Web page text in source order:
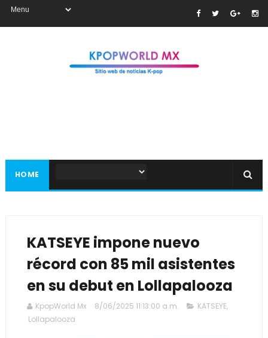
HOME
KATSEYE impone nuevo
récord con 85 mil asistentes
en su debut en Lollapalooza
KpopWorld Mx 8/06/2025 11:13:00 a.m. KATSEYE,
Lollapalooza